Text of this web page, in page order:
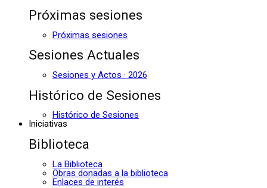
Próximas sesiones
Próximas sesiones
Sesiones Actuales
Sesiones y Actos · 2026
Histórico de Sesiones
Histórico de Sesiones
Iniciativas
Biblioteca
La Biblioteca
Obras donadas a la biblioteca
Enlaces de interés